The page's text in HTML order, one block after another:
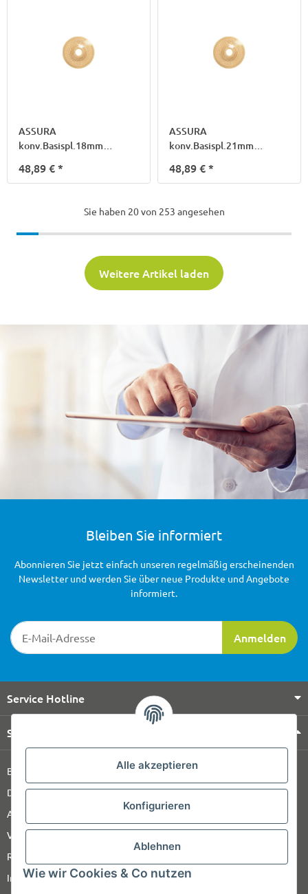
Alle akzeptieren
Konfigurieren
Ablehnen
Wie wir Cookies & Co nutzen
ASSURA
konv.Basispl.18mm
48,89 €*
ASSURA
konv.Basispl.21mm
48,89 €*
Sie haben 20von 253 angesehen
Weitere Artikel laden
Bleiben Sie informiert
Newsletter-Registrierung
Anmelden
Abonnieren Sie jetzt einfach unseren regelmäßig erscheinenden
Newsletter und werden Sie über neue Produkte und Angebote
informiert.
Service Hotline
Shop Service
Barrierefreiheitserklärung
Datenschutz
AGB
Versandinformationen
Retour
Impressum